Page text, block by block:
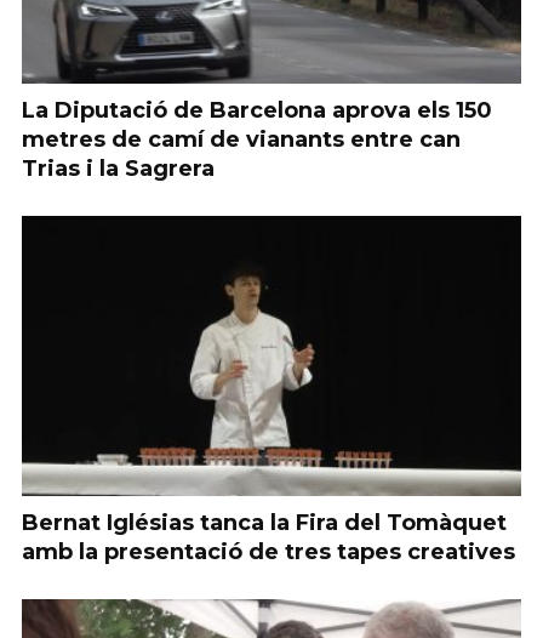
La Diputació de Barcelona aprova els 150
metres de camí de vianants entre can
Trias i la Sagrera
Bernat Iglésias tanca la Fira del Tomàquet
amb la presentació de tres tapes creatives